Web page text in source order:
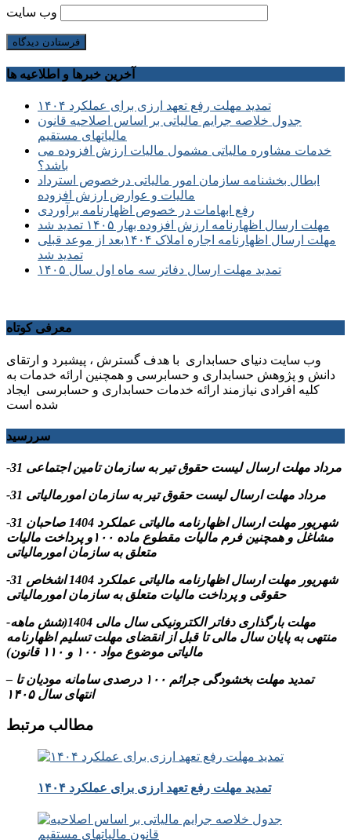
وب‌ سایت
آخرین خبرها و اطلاعیه ها
تمدید مهلت رفع تعهد ارزی برای عملکرد ۱۴۰۴
جدول خلاصه جرایم مالیاتی بر اساس اصلاحیه قانون
مالیاتهای مستقیم
خدمات مشاوره مالیاتی مشمول مالیات ارزش افزوده می
باشد؟
ابطال بخشنامه سازمان امور مالیاتی درخصوص استرداد
مالیات و عوارض ارزش افزوده
رفع ابهامات در خصوص اظهارنامه برآوردی
مهلت ارسال اظهارنامه ارزش افزوده بهار ۱۴۰۵ تمدید شد
مهلت ارسال اظهارنامه اجاره املاک ۱۴۰۴بعد از موعد قبلی
تمدید شد
تمدید مهلت ارسال دفاتر سه ماه اول سال ۱۴۰۵
معرفی کوتاه
وب سایت دنیای حسابداری با هدف گسترش ، پیشبرد و ارتقای
دانش و پژوهش حسابداری و حسابرسی و همچنین ارائه خدمات به
کلیه افرادی نیازمند ارائه خدمات حسابداری و حسابرسی ایجاد
شده است
سررسید
-31 مرداد مهلت ارسال ليست حقوق تیر به سازمان تامین اجتماعی
-31 مرداد مهلت ارسال ليست حقوق تیر به سازمان امورمالیاتی
-31 شهریور مهلت ارسال اظهارنامه مالیاتی عملکرد 1404 صاحبان
مشاغل و همچنین فرم مالیات مقطوع ماده ۱۰۰و پرداخت مالیات
متعلق به سازمان امورمالیاتی
-31 شهریور مهلت ارسال اظهارنامه مالیاتی عملکرد 1404 اشخاص
حقوقی و پرداخت مالیات متعلق به سازمان امورمالیاتی
-مهلت بارگذاری دفاتر الکترونیکی سال مالی 1404(شش ماهه
منتهی به پایان سال مالی تا قبل از انقضای مهلت تسلیم اظهارنامه
مالیاتی موضوع مواد ۱۰۰ و ۱۱۰ قانون)
– تمدید مهلت بخشودگی جرائم ۱۰۰ درصدی سامانه مودیان تا
انتهای سال ۱۴۰۵
مطالب مرتبط
تمدید مهلت رفع تعهد ارزی برای عملکرد ۱۴۰۴